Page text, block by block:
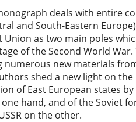
deals with entire
and South-Eastern
Union as two main poles
of the Second World
new materials
shed a new light on
of East European states
hand, and of the Soviet
on the other.